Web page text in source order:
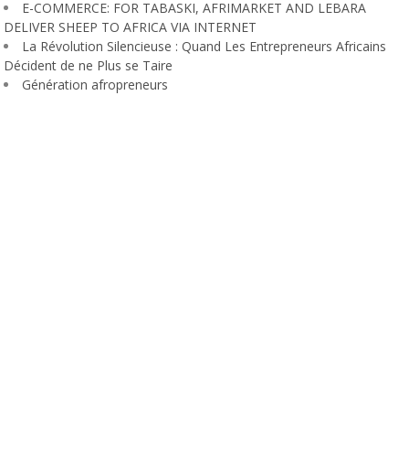
E-COMMERCE: FOR TABASKI, AFRIMARKET AND LEBARA
DELIVER SHEEP TO AFRICA VIA INTERNET
La Révolution Silencieuse : Quand Les Entrepreneurs Africains
Décident de ne Plus se Taire
Génération afropreneurs